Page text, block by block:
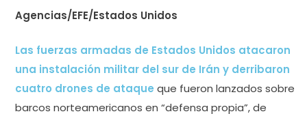
Agencias/EFE/Estados Unidos
Las fuerzas armadas de Estados Unidos atacaron
una instalación militar del sur de Irán y derribaron
cuatro drones de ataque que fueron lanzados sobre
barcos norteamericanos en “defensa propia”, de